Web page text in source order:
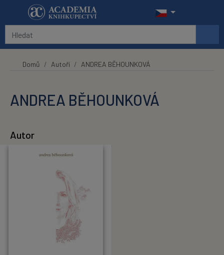
Přeskočit na hlavní obsah
Domů Autoři ANDREA BĚHOUNKOVÁ
ANDREA BĚHOUNKOVÁ
Autor